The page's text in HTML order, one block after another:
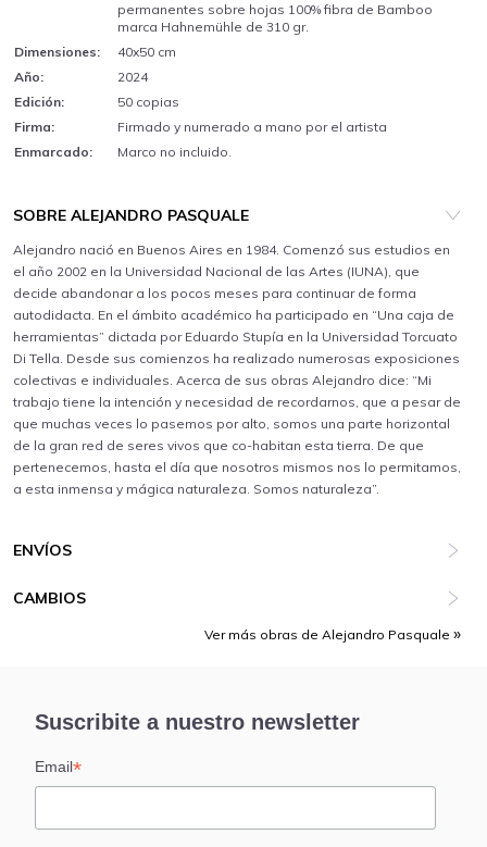
permanentes sobre hojas 100% fibra de Bamboo
marca Hahnemühle de 310 gr.
Dimensiones:
40x50 cm
Año:
2024
Edición:
50 copias
Firma:
Firmado y numerado a mano por el artista
Enmarcado:
Marco no incluido.
SOBRE ALEJANDRO PASQUALE
Alejandro nació en Buenos Aires en 1984. Comenzó sus estudios en
el año 2002 en la Universidad Nacional de las Artes (IUNA), que
decide abandonar a los pocos meses para continuar de forma
autodidacta. En el ámbito académico ha participado en “Una caja de
herramientas” dictada por Eduardo Stupía en la Universidad Torcuato
Di Tella. Desde sus comienzos ha realizado numerosas exposiciones
colectivas e individuales. Acerca de sus obras Alejandro dice: “Mi
trabajo tiene la intención y necesidad de recordarnos, que a pesar de
que muchas veces lo pasemos por alto, somos una parte horizontal
de la gran red de seres vivos que co-habitan esta tierra. De que
pertenecemos, hasta el día que nosotros mismos nos lo permitamos,
a esta inmensa y mágica naturaleza. Somos naturaleza”.
ENVÍOS
CAMBIOS
Ver más obras de Alejandro Pasquale
Suscribite a nuestro newsletter
Email*